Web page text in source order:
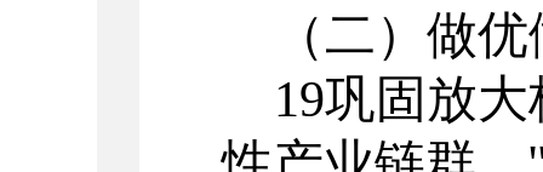
（二） 做优
19巩固放